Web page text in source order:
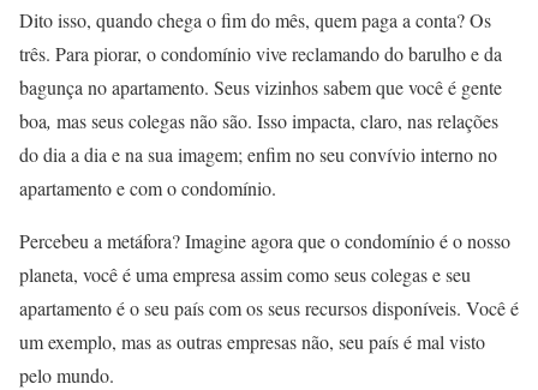
Dito isso, quando chega o fim do mês, quem paga a conta? Os
três. Para piorar, o condomínio vive reclamando do barulho e da
bagunça no apartamento. Seus vizinhos sabem que você é gente
boa, mas seus colegas não são. Isso impacta, claro, nas relações
do dia a dia e na sua imagem; enfim no seu convívio interno no
apartamento e com o condomínio.
Percebeu a metáfora? Imagine agora que o condomínio é o nosso
planeta, você é uma empresa assim como seus colegas e seu
apartamento é o seu país com os seus recursos disponíveis. Você é
um exemplo, mas as outras empresas não, seu país é mal visto
pelo mundo.